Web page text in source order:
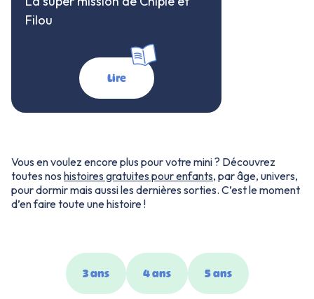
Filou
Lire
Vous en voulez encore plus pour votre mini ? Découvrez
toutes nos histoires gratuites pour enfants, par âge, univers,
pour dormir mais aussi les dernières sorties. C’est le moment
d’en faire toute une histoire !
3 ans 4 ans 5 ans